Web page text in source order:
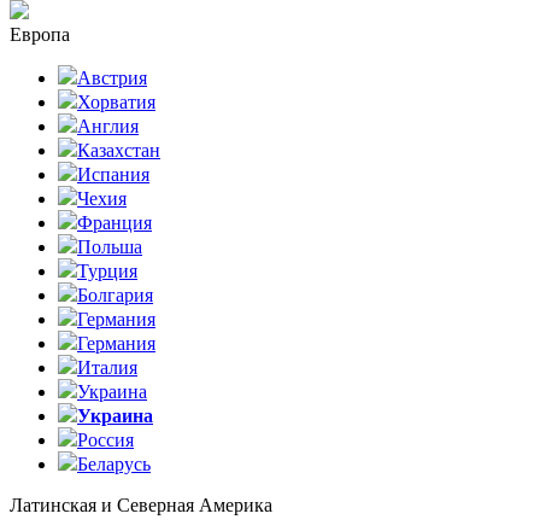
Европа
Австрия
Хорватия
Англия
Казахстан
Испания
Чехия
Франция
Польша
Турция
Болгария
Германия
Германия
Италия
Украина
Украина
Россия
Беларусь
Латинская и Северная Америка